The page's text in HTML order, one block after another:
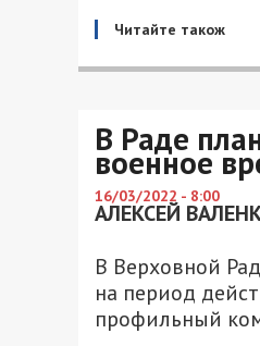
Читайте також
В Раде
военное
16/03/2022 - 8:00
АЛЕКСЕЙ
В Верховной
на период
профильный